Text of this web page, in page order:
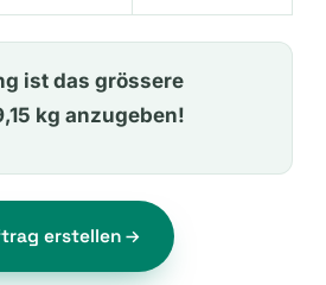
ist das grössere
kg anzugeben!
erstellen